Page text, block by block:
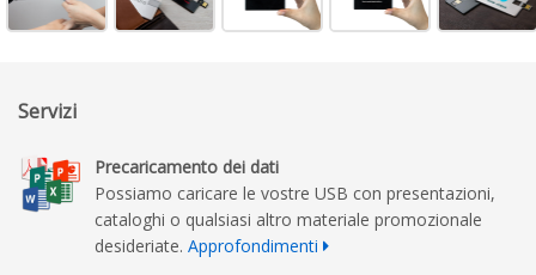
Servizi
Precaricamento dei dati
Possiamo caricare le vostre USB con presentazioni,
cataloghi o qualsiasi altro materiale promozionale
desideriate. Approfondimenti